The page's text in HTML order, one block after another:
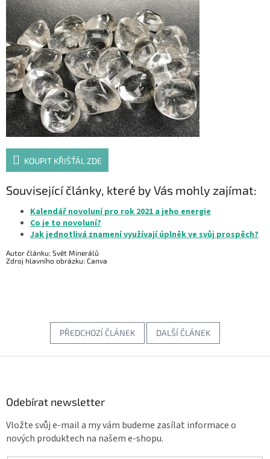
KOUPIT KŘIŠŤÁL ZDE
Související články, které by Vás mohly zajímat:
Kalendář novoluní pro rok 2021 a jeho energie
Co je to novoluní?
Jak jednotlivá znamení využívají úplněk ve svůj prospěch?
Autor článku: Svět Minerálů
Zdroj hlavního obrázku: Canva
PŘEDCHOZÍ ČLÁNEK DALŠÍ ČLÁNEK
Odebírat newsletter
Vložte svůj e-mail a my vám budeme zasílat informace o
nových produktech na našem e-shopu.